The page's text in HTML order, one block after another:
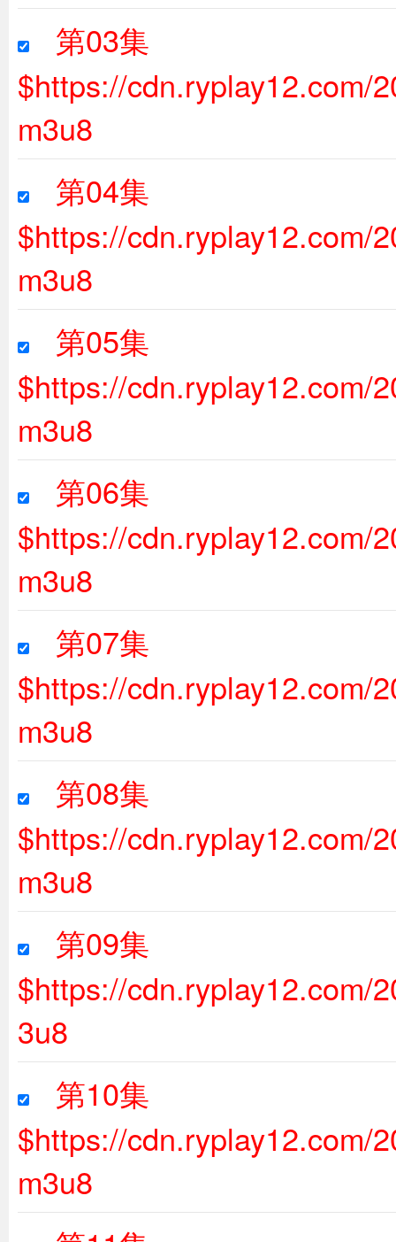
第03集
$https://cdn.ryplay12.com/
m3u8
第04集
$https://cdn.ryplay12.com/
m3u8
第05集
$https://cdn.ryplay12.com/
m3u8
第06集
$https://cdn.ryplay12.com/
m3u8
第07集
$https://cdn.ryplay12.com/
m3u8
第08集
$https://cdn.ryplay12.com/
m3u8
第09集
$https://cdn.ryplay12.com/
3u8
第10集
$https://cdn.ryplay12.com/
m3u8